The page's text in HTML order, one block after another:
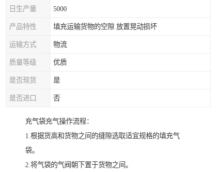
日生产量 5000
产品特性 填充运输货物的空隙 放置晃动损坏
运输方式 物流
质量等级 优质
是否现货 是
是否进口 否
充气袋充气操作流程：
1.根据货高和货物之间的缝隙选取适宜规格的填充气
袋。
2.将气袋的气阀朝下置于货物之间。